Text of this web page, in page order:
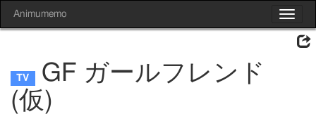
Toggle
Animumemo
GF ガールフレンド
(仮)